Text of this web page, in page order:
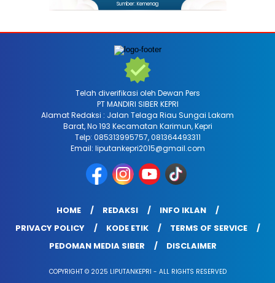
Sumber: Kemenag
Telah diverifikasi oleh Dewan Pers
PT MANDIRI SIBER KEPRI
Alamat Redaksi : Jalan Telaga Riau Sungai Lakam
Barat, No 193 Kecamatan Karimun, Kepri
Telp: 085313995757, 081364493311
Email: liputankepri2015@gmail.com
HOME REDAKSI
INFO IKLAN
PRIVACY POLICY
KODE ETIK
TERMS OF SERVICE
PEDOMAN MEDIA SIBER
DISCLAIMER
COPYRIGHT © 2025 LIPUTANKEPRI - ALL RIGHTS RESERVED